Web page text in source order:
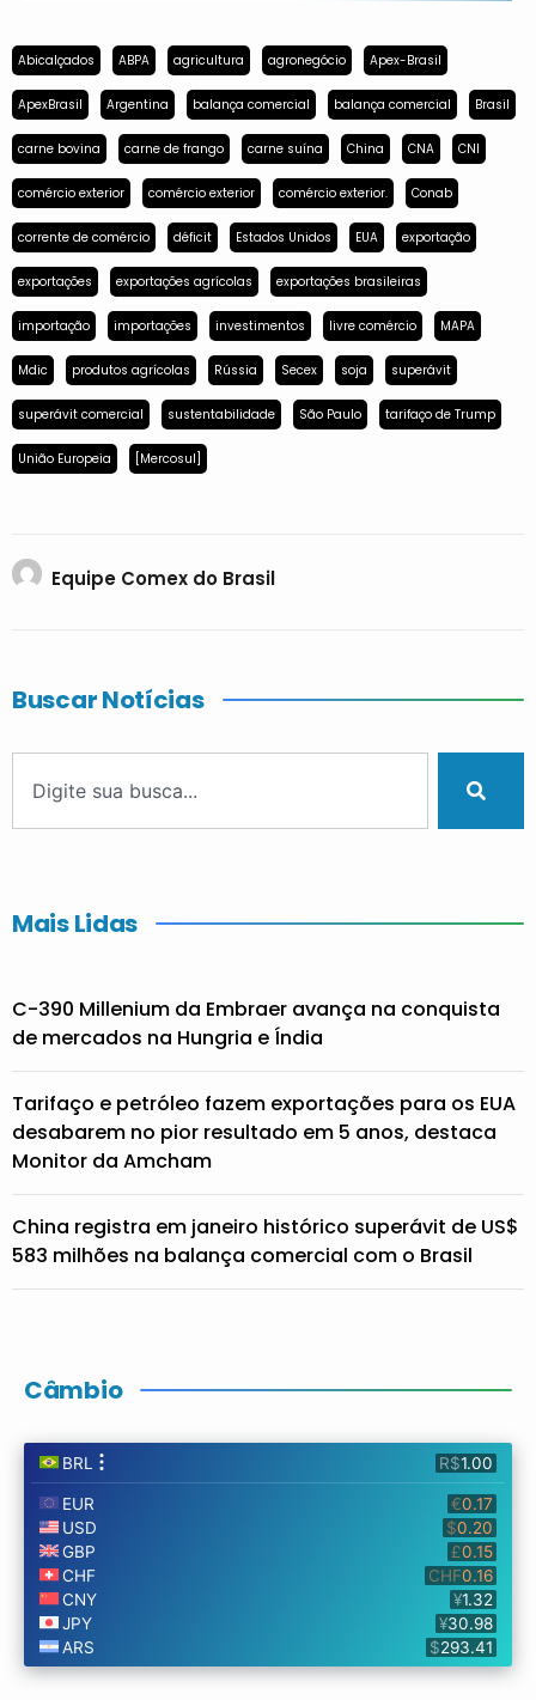
Abicalçados ABPA agricultura agronegócio Apex-Brasil
ApexBrasil Argentina balança comercial balança comercial Brasil
carne bovina carne de frango carne suína China CNA CNI
comércio exterior comércio exterior comércio exterior. Conab
corrente de comércio déficit Estados Unidos EUA exportação
exportações exportações agrícolas exportações brasileiras
importação importações investimentos livre comércio MAPA
Mdic produtos agrícolas Rússia Secex soja superávit
superávit comercial sustentabilidade São Paulo tarifaço de Trump
União Europeia [Mercosul]
Equipe Comex do Brasil
Buscar Notícias
Mais Lidas
C-390 Millenium da Embraer avança na conquista
de mercados na Hungria e Índia
Tarifaço e petróleo fazem exportações para os EUA
desabarem no pior resultado em 5 anos, destaca
Monitor da Amcham
China registra em janeiro histórico superávit de US$
583 milhões na balança comercial com o Brasil
Câmbio